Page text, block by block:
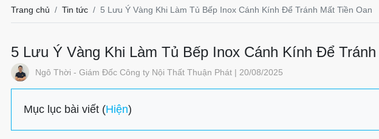
Trang chủ Tin tức 5 Lưu Ý Vàng Khi Làm Tủ Bếp Inox Cánh Kính Để Tránh Mất Tiền Oan
5 Lưu Ý Vàng Khi Làm Tủ Bếp Inox Cánh Kính Để
Ngô Thời - Giám Đốc Công ty Nội Thất Thuận Phát | 20/08/2025
Mục lục bài viết (Hiện)